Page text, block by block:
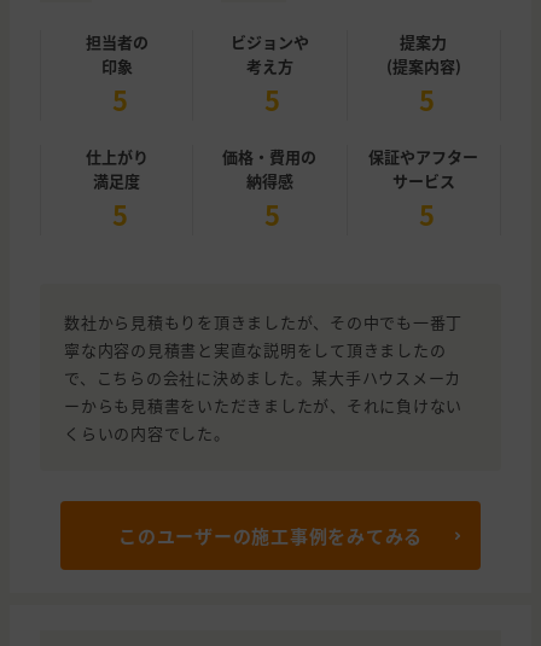
担当者の
印象
5
ビジョンや
考え方
5
提案力
(提案内容)
5
仕上がり
満足度
5
価格・費用の
納得感
5
保証やアフター
サービス
5
数社から見積もりを頂きましたが、その中でも一番丁
寧な内容の見積書と実直な説明をして頂きましたの
で、こちらの会社に決めました。某大手ハウスメーカ
ーからも見積書をいただきましたが、それに負けない
くらいの内容でした。
このユーザーの施工事例をみてみる